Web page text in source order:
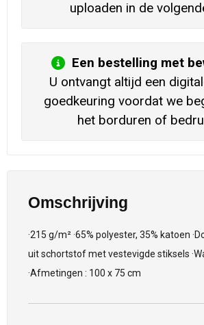
uploaden in de
Een bestelling met
U ontvangt altijd een
goedkeuring voordat we
het borduren of
Omschrijving
·215 g/m² ·65% polyester, 35% katoen
uit schortstof met vestevigde stiksels
·Afmetingen : 100 x 75 cm